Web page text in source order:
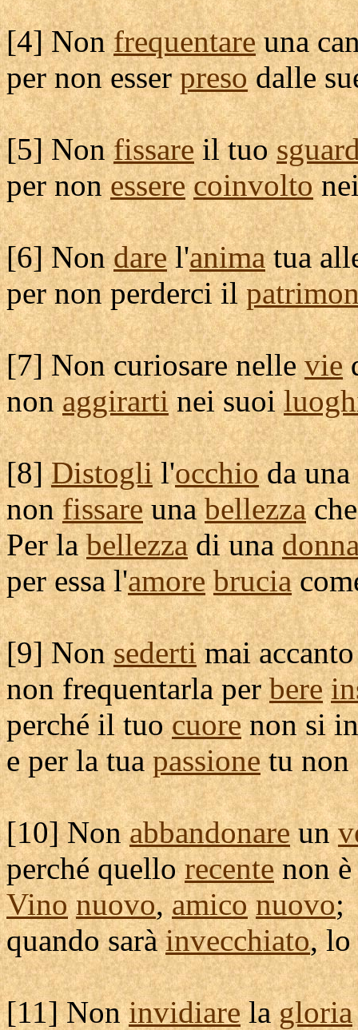
[4] Nonfrequentareuna
per non esserpresodalle
[5] Nonfissareil tuo
per nonessere coinvolto
[6] Nondarel'animatua
per nonperderciil
[7] Noncuriosarenellevie
nonaggirartinei suoi
[8]Distoglil'occhioda una
nonfissareunabellezza
Per labellezzadi una
per essa l'amore brucia
[9] Nonsedertimai
nonfrequentarlaperbere
perché il tuocuorenon si
e per la tuapassionetu non
[10] Nonabbandonareun
perché quellorecentenon
Vino nuovo,amico nuovo;
quando saràinvecchiato, lo
[11] Noninvidiarelagloria